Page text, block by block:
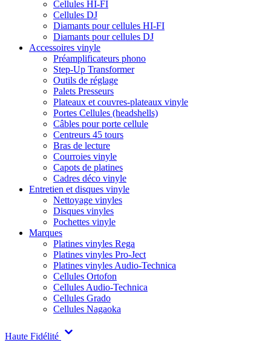
Cellules HI-FI
Cellules DJ
Diamants pour cellules HI-FI
Diamants pour cellules DJ
Accessoires vinyle
Préamplificateurs phono
Step-Up Transformer
Outils de réglage
Palets Presseurs
Plateaux et couvres-plateaux vinyle
Portes Cellules (headshells)
Câbles pour porte cellule
Centreurs 45 tours
Bras de lecture
Courroies vinyle
Capots de platines
Cadres déco vinyle
Entretien et disques vinyle
Nettoyage vinyles
Disques vinyles
Pochettes vinyle
Marques
Platines vinyles Rega
Platines vinyles Pro-Ject
Platines vinyles Audio-Technica
Cellules Ortofon
Cellules Audio-Technica
Cellules Grado
Cellules Nagaoka
Haute Fidélité